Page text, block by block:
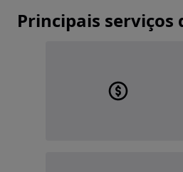
Principais serviços